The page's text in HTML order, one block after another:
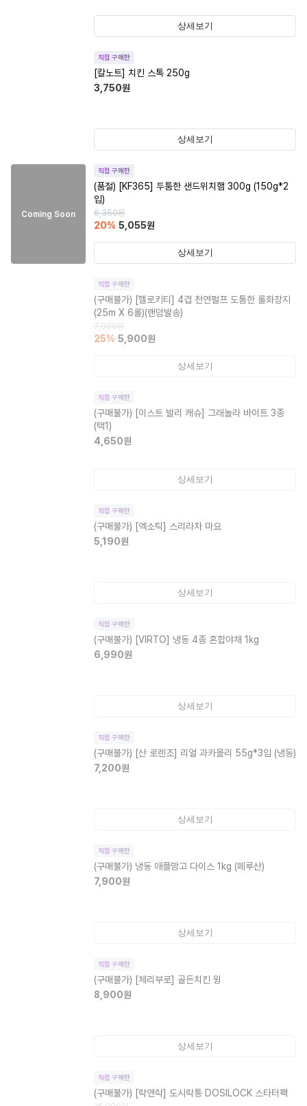
상세보기
직접 구매한
[칼노트] 치킨 스톡 250g
3,750원
상세보기
Coming Soon
직접 구매한
(품절) [KF365] 두툼한 샌드위치햄 300g (150g*2
입)
6,350원
20% 5,055원
상세보기
직접 구매한
(구매불가) [헬로키티] 4겹 천연펄프 도톰한 롤화장지
(25m X 6롤)(랜덤발송)
7,900원
25% 5,900원
상세보기
직접 구매한
(구매불가) [이스트 발리 캐슈] 그래놀라 바이트 3종
(택1)
4,650원
상세보기
직접 구매한
(구매불가) [엑소틱] 스리라차 마요
5,190원
상세보기
직접 구매한
(구매불가) [VIRTO] 냉동 4종 혼합야채 1kg
6,990원
상세보기
직접 구매한
(구매불가) [산 로렌조] 리얼 과카몰리 55g*3입 (냉동)
7,200원
상세보기
직접 구매한
(구매불가) 냉동 애플망고 다이스 1kg (페루산)
7,900원
상세보기
직접 구매한
(구매불가) [체리부로] 골든치킨 윙
8,900원
상세보기
직접 구매한
(구매불가) [락앤락] 도시락통 DOSILOCK 스타터팩